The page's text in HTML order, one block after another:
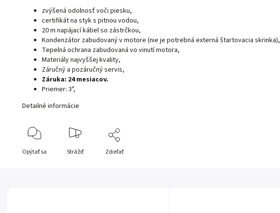
zvýšená odolnosť voči piesku,
certifikát na styk s pitnou vodou,
20 m napájací kábel so zástrčkou,
Kondenzátor zabudovaný v motore (nie je potrebná externá štartovacia skrinka),
Tepelná ochrana zabudovaná vo vinutí motora,
Materiály najvyššej kvality,
Záručný a pozáručný servis,
Záruka: 24 mesiacov.
Priemer: 3",
Detailné informácie
Opýtať sa Strážiť Zdieľať